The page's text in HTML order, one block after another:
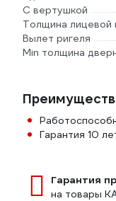
С вертушкой
Толщина лицевой
Вылет ригеля
Min толщина
Гарантия 10
Гарантия
на товары